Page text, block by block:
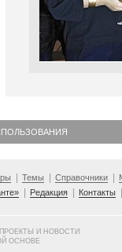
Темы Справочники
Редакция Контакты
И НОВОСТИ
ОСНОВЕ